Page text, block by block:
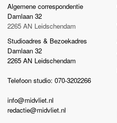
Algemene correspondentie
Damlaan 32
2265 AN Leidschendam
Studioadres & Bezoekadres
Damlaan 32
2265 AN Leidschendam
Telefoon studio: 070-3202266
info@midvliet.nl
redactie@midvliet.nl